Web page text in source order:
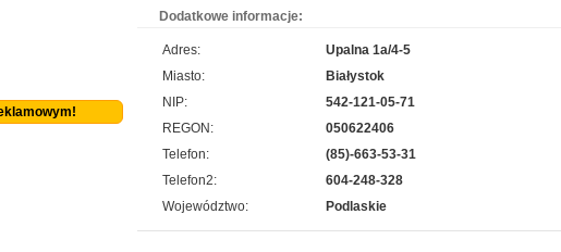
do pełnej sprawności dziecka. Mikropolaryzacja jest bezbolesna i nieinwazyjna. Wykonuje
ją Ośrodek Intensywnej Rehabilitacji Dzieci Michałkowo. Oczywiście poza tym
wdrażanych jest wiele innych terapii dopasowan...
HYDRO-PLAN Maków Mazowiecki
Niedopełnienie uzyskania tego pozwolenia może wywołać poważne skutki prawne. Firma
Dodatkowe informacje:
Adres:
Upalna 1a/4-5
Miasto:
Białystok
NIP:
542-121-05-71
REGON:
050622406
Telefon:
(85)-663-53-31
Telefon2:
604-248-328
Województwo:
Podlaskie